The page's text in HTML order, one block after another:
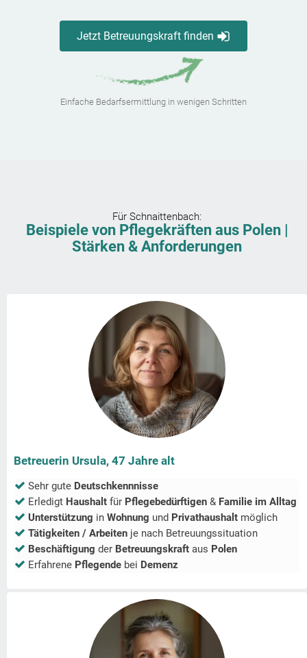
Jetzt Betreuungskraft finden
Einfache Bedarfsermittlung in wenigen Schritten
Für Schnaittenbach:
Beispiele von Pflegekräften aus Polen |
Stärken & Anforderungen
Betreuerin Ursula, 47 Jahre alt
Sehr gute Deutschkennnisse
Erledigt Haushalt für Pflegebedürftigen & Familie im Alltag
Unterstützung in Wohnung und Privathaushalt möglich
Tätigkeiten / Arbeiten je nach Betreuungssituation
Beschäftigung der Betreuungskraft aus Polen
Erfahrene Pflegende bei Demenz